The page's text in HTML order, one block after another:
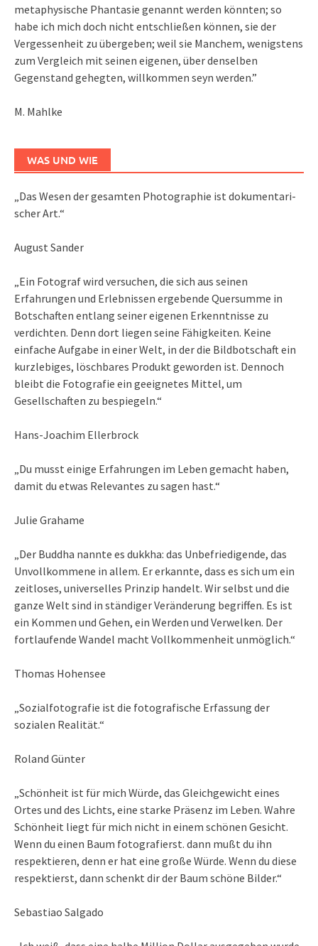
metaphysische Phantasie genannt werden könnten; so
habe ich mich doch nicht entschließen können, sie der
Vergessenheit zu übergeben; weil sie Manchem, wenigstens
zum Vergleich mit seinen eigenen, über denselben
Gegenstand gehegten, willkommen seyn werden.”
M. Mahlke
WAS UND WIE
„Das We­sen der ge­sam­ten Pho­to­gra­phie ist do­ku­men­ta­ri­
scher Art.“
August Sander
„Ein Fotograf wird versuchen, die sich aus seinen
Erfahrungen und Erlebnissen ergebende Quersumme in
Botschaften entlang seiner eigenen Erkenntnisse zu
verdichten. Denn dort liegen seine Fähigkeiten. Keine
einfache Aufgabe in einer Welt, in der die Bildbotschaft ein
kurzlebiges, löschbares Produkt geworden ist. Dennoch
bleibt die Fotografie ein geeignetes Mittel, um
Gesellschaften zu bespiegeln.“
Hans-Joachim Ellerbrock
„Du musst einige Erfahrungen im Leben gemacht haben,
damit du etwas Relevantes zu sagen hast.“
Julie Grahame
„Der Buddha nannte es dukkha: das Unbefriedigende, das
Unvollkommene in allem. Er erkannte, dass es sich um ein
zeitloses, universelles Prinzip handelt. Wir selbst und die
ganze Welt sind in ständiger Veränderung begriffen. Es ist
ein Kommen und Gehen, ein Werden und Verwelken. Der
fortlaufende Wandel macht Vollkommenheit unmöglich.“
Thomas Hohensee
„Sozialfotografie ist die fotografische Erfassung der
sozialen Realität.“
Roland Günter
„Schönheit ist für mich Würde, das Gleichgewicht eines
Ortes und des Lichts, eine starke Präsenz im Leben. Wahre
Schönheit liegt für mich nicht in einem schönen Gesicht.
Wenn du einen Baum fotografierst. dann mußt du ihn
respektieren, denn er hat eine große Würde. Wenn du diese
respektierst, dann schenkt dir der Baum schöne Bilder.“
Sebastiao Salgado